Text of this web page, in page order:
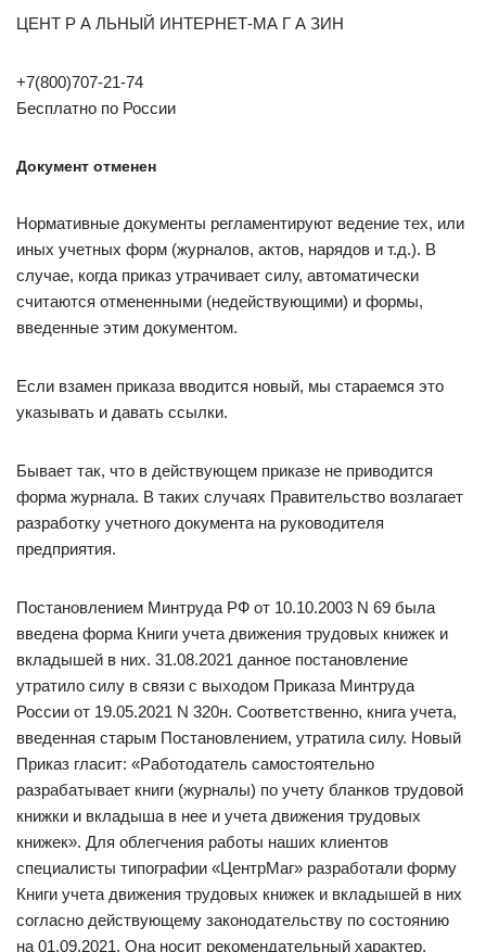
ЦЕНТ Р А ЛЬНЫЙ ИНТЕРНЕТ-МА Г А ЗИН
+7(800)707-21-74
Бесплатно по России
Документ отменен
Нормативные документы регламентируют ведение тех, или
иных учетных форм (журналов, актов, нарядов и т.д.). В
случае, когда приказ утрачивает силу, автоматически
считаются отмененными (недействующими) и формы,
введенные этим документом.
Если взамен приказа вводится новый, мы стараемся это
указывать и давать ссылки.
Бывает так, что в действующем приказе не приводится
форма журнала. В таких случаях Правительство возлагает
разработку учетного документа на руководителя
предприятия.
Постановлением Минтруда РФ от 10.10.2003 N 69 была
введена форма Книги учета движения трудовых книжек и
вкладышей в них. 31.08.2021 данное постановление
утратило силу в связи с выходом Приказа Минтруда
России от 19.05.2021 N 320н. Соответственно, книга учета,
введенная старым Постановлением, утратила силу. Новый
Приказ гласит: «Работодатель самостоятельно
разрабатывает книги (журналы) по учету бланков трудовой
книжки и вкладыша в нее и учета движения трудовых
книжек». Для облегчения работы наших клиентов
специалисты типографии «ЦентрМаг» разработали форму
Книги учета движения трудовых книжек и вкладышей в них
согласно действующему законодательству по состоянию
на 01.09.2021. Она носит рекомендательный характер,